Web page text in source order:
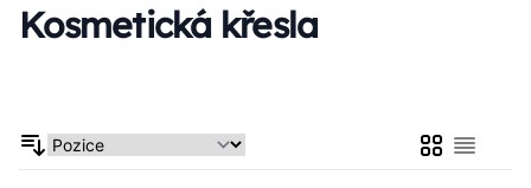
Kosmetická křesla
MřížkaSeznam